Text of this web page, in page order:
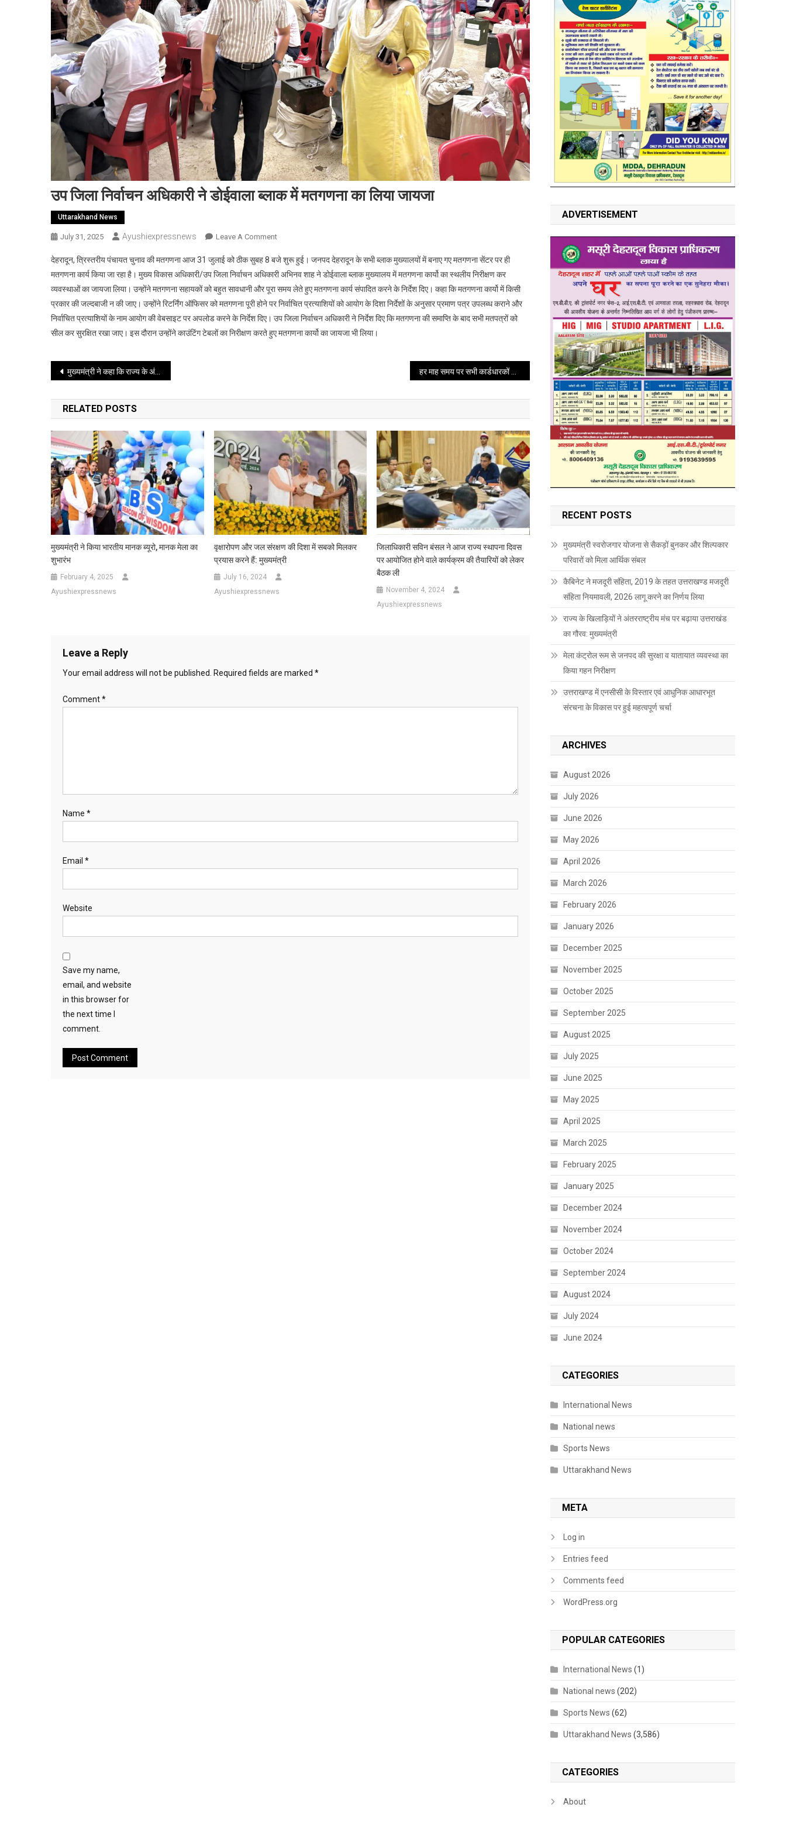
उप जिला निर्वाचन अधिकारी ने डोईवाला ब्लाक में मतगणना का लिया जायजा
Uttarakhand News
July 31, 2025 Ayushiexpressnews Leave A CommentOn
जिला
निर्वाचन
अधिकारी
ने
डोईवाला
ब्लाक
जायजा
देहरादून, त्रिस्तरीय पंचायत चुनाव की मतगणना आज 31 जुलाई को ठीक सुबह 8 बजे शुरू हुई। जनपद देहरादून के सभी ब्लाक मुख्यालयों में बनाए गए मतगणना सेंटर पर ही
मतगणना कार्य किया जा रहा है। मुख्य विकास अधिकारी/उप जिला निर्वाचन अधिकारी अभिनव शाह ने डोईवाला ब्लाक मुख्यालय में मतगणना कार्यो का स्थलीय निरीक्षण कर
व्यवस्थाओं का जायजा लिया। उन्होंने मतगणना सहायकों को बहुत सावधानी और पूरा समय लेते हुए मतगणना कार्य संपादित करने के निर्देश दिए। कहा कि मतगणना कार्यो में किसी
प्रकार की जल्दबाजी न की जाए। उन्होंने रिटर्निंग ऑफिसर को मतगणना पूरी होने पर निर्वाचित प्रत्याशियों को आयोग के दिशा निर्देशों के अनुसार प्रमाण पत्र उपलब्ध कराने और
निर्वाचित प्रत्याशियों के नाम आयोग की वेबसाइट पर अपलोड करने के निर्देश दिए। उप जिला निर्वाचन अधिकारी ने निर्देश दिए कि मतगणना की समाप्ति के बाद सभी मतपत्रों को
सील कर सुरक्षित रखा जाए। इस दौरान उन्होंने काउंटिंग टेबलों का निरीक्षण करते हुए मतगणना कार्यो का जायजा भी लिया।
Post
navigation
मुख्यमंत्री ने कहा कि राज्य के अंतर्गत विभिन्न शहरों के मास्टर प्लान के कार्यों में तेजी लाई जाए हर माह समय पर सभी कार्डधारकों को संपूर्ण राशन उपलब्ध कराया जाए- मुख्यमंत्री
RELATED POSTS
मुख्यमंत्री ने किया भारतीय मानक ब्यूरो, मानक मेला का
शुभारंभ
February 4, 2025
Ayushiexpressnews
वृक्षारोपण और जल संरक्षण की दिशा में सबको मिलकर
प्रयास करने हैं: मुख्यमंत्री
July 16, 2024
Ayushiexpressnews
जिलाधिकारी सविन बंसल ने आज राज्य स्थापना दिवस
पर आयोजित होने वाले कार्यक्रम की तैयारियों को लेकर
बैठक ली
November 4, 2024
Ayushiexpressnews
Leave a Reply
Your email address will not be published. Required fields are marked *
Comment*
Name *
Email *
Website
Save my name,
email, and website
in this browser for
the next time I
comment.
ADVERTISEMENT
RECENT POSTS
मुख्यमंत्री स्वरोजगार योजना से सैकड़ों बुनकर और शिल्पकार
परिवारों को मिला आर्थिक संबल
कैबिनेट ने मजदूरी संहिता, 2019 के तहत उत्तराखण्ड मजदूरी
संहिता नियमावली, 2026 लागू करने का निर्णय लिया
राज्य के खिलाड़ियों ने अंतरराष्ट्रीय मंच पर बढ़ाया उत्तराखंड
का गौरव: मुख्यमंत्री
मेला कंट्रोल रूम से जनपद की सुरक्षा व यातायात व्यवस्था का
किया गहन निरीक्षण
उत्तराखण्ड में एनसीसी के विस्तार एवं आधुनिक आधारभूत
संरचना के विकास पर हुई महत्वपूर्ण चर्चा
ARCHIVES
August 2026
July 2026
June 2026
May 2026
April 2026
March 2026
February 2026
January 2026
December 2025
November 2025
October 2025
September 2025
August 2025
July 2025
June 2025
May 2025
April 2025
March 2025
February 2025
January 2025
December 2024
November 2024
October 2024
September 2024
August 2024
July 2024
June 2024
CATEGORIES
International News
National news
Sports News
Uttarakhand News
META
Log in
Entries feed
Comments feed
WordPress.org
POPULAR CATEGORIES
International News (1)
National news (202)
Sports News (62)
Uttarakhand News (3,586)
CATEGORIES
About